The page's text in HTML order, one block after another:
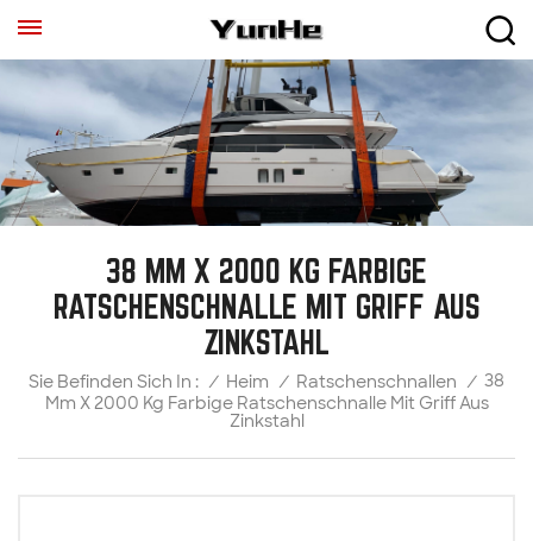
38 MM X 2000 KG FARBIGE
RATSCHENSCHNALLE MIT GRIFF AUS
ZINKSTAHL
Sie Befinden Sich In : / Heim / Ratschenschnallen / 38
Mm X 2000 Kg Farbige Ratschenschnalle Mit Griff Aus
Zinkstahl